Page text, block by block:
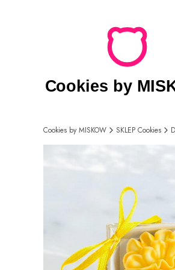
Cookies by MISKOW SKLEP Cookies